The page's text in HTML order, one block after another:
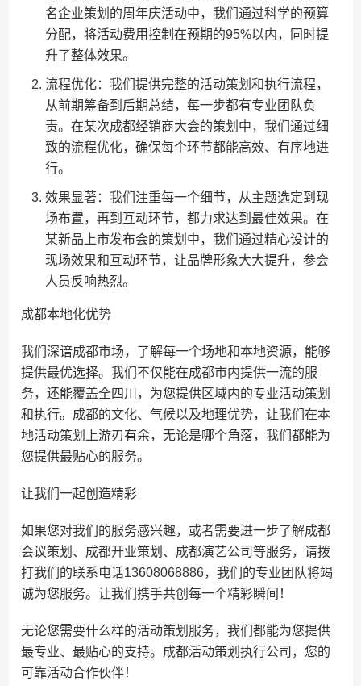
名企业策划的周年庆活动中，我们通过科学的预算
分配，将活动费用控制在预期的95%以内，同时提
升了整体效果。
流程优化：我们提供完整的活动策划和执行流程，
从前期筹备到后期总结，每一步都有专业团队负
责。在某次成都经销商大会的策划中，我们通过细
致的流程优化，确保每个环节都能高效、有序地进
行。
效果显著：我们注重每一个细节，从主题选定到现
场布置，再到互动环节，都力求达到最佳效果。在
某新品上市发布会的策划中，我们通过精心设计的
现场效果和互动环节，让品牌形象大大提升，参会
人员反响热烈。
成都本地化优势
我们深谙成都市场，了解每一个场地和本地资源，能够
提供最优选择。我们不仅能在成都市内提供一流的服
务，还能覆盖全四川，为您提供区域内的专业活动策划
和执行。成都的文化、气候以及地理优势，让我们在本
地活动策划上游刃有余，无论是哪个角落，我们都能为
您提供最贴心的服务。
让我们一起创造精彩
如果您对我们的服务感兴趣，或者需要进一步了解成都
会议策划、成都开业策划、成都演艺公司等服务，请拨
打我们的联系电话13608068886，我们的专业团队将竭
诚为您服务。让我们携手共创每一个精彩瞬间！
无论您需要什么样的活动策划服务，我们都能为您提供
最专业、最贴心的支持。成都活动策划执行公司，您的
可靠活动合作伙伴！